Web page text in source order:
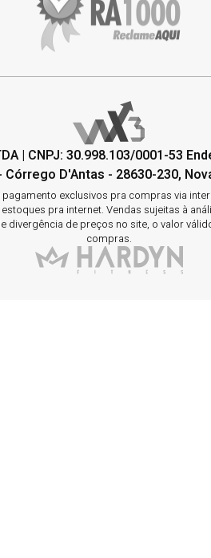
| CNPJ: 30.998.103/0001-53
Córrego D'Antas - 28630-230,
exclusivos pra compras via
pra internet. Vendas sujeitas à
divergência de preços no site, o valor
compras.